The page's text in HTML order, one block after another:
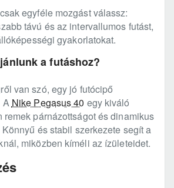
egyféle mozgást válassz:
távú és az intervallumos futást,
gyakorlatokat.
a futáshoz?
van szó, egy jó futócipő
A Nike Pegasus 40 egy kiváló
remek párnázottságot és dinamikus
és stabil szerkezete segít a
miközben kíméli az ízületeidet.